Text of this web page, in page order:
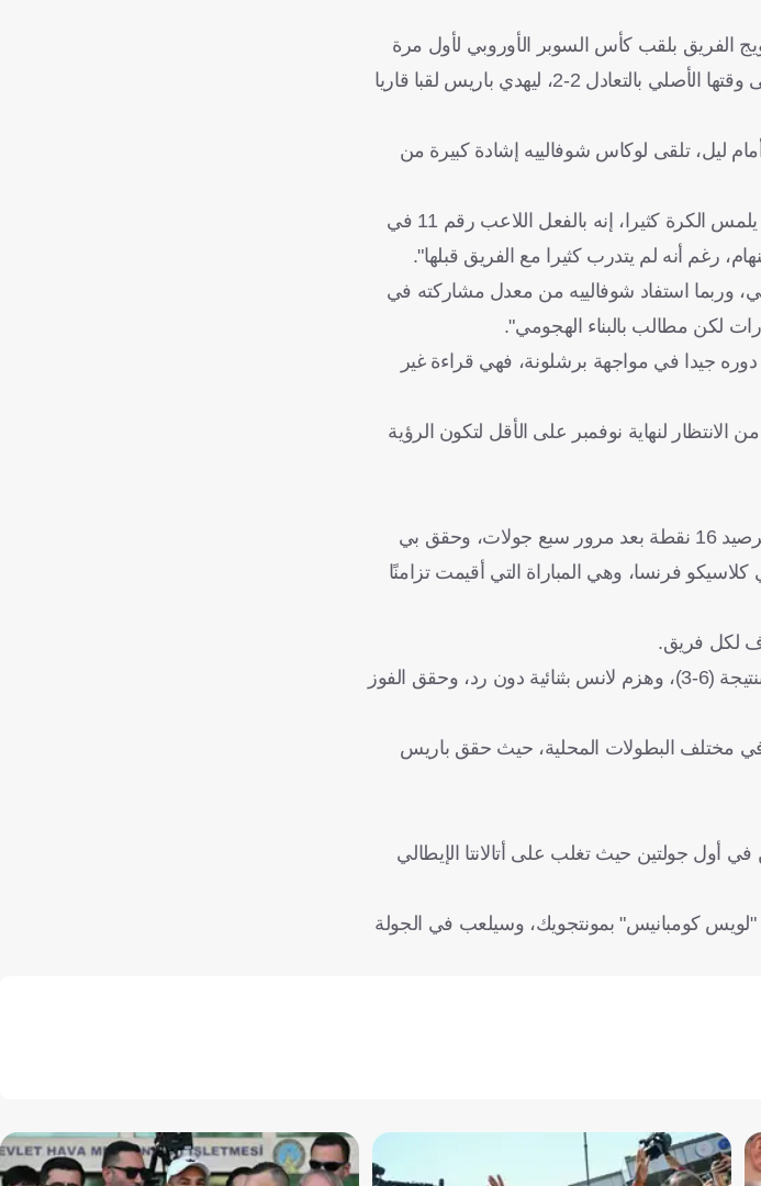
في تتويج الفريق بلقب كأس السوبر الأوروبي لأول مرة
في تاريخه، وذلك بعد تألقه في ركلات الترجيح خلال مواجهة توتنهام هوتسبير الإنجليزي التي انتهى وقتها الأصلي بالتعادل 2-2، ليهدي باريس لقبا قاريا
ليل، تلقى لوكاس شوفالييه إشادة كبيرة من
قال تيري بارنيرات محلل الأداء الخاص بكورتوا عبر شبكة راديو مونت كارلو الفرنسية "شوفالييه يلمس الكرة كثيرا، إنه بالفعل اللاعب رقم 11 في
رغم أنه لم يتدرب كثيرا مع الفريق قبلها".
وربما استفاد شوفالييه من معدل مشاركته في
لكن مطالب بالبناء الهجومي".
جيدا في مواجهة برشلونة، فهي قراءة غير
الانتظار لنهاية نوفمبر على الأقل لتكون الرؤية
يعتلي سان جيرمان، حامل لقب الدوري الفرنسي في المواسم الأربعة الأخيرة، صدارة الترتيب برصيد 16 نقطة بعد مرور سبع جولات، وحقق بي
فرنسا، وهي المباراة التي أقيمت تزامنًا
لكل فريق.
وفاز باريس سان جيرمان على نانت وأنجيه بنتيجة واحدة (1-0) في أول جولتين، ثم تجاوز تولوز بنتيجة (6-3)، وهزم لانس بثنائية دون رد، وحقق الفوز
بين الفريقين، في مختلف البطولات المحلية، حيث حقق باريس
أول جولتين حيث تغلب على أتالانتا الإيطالي
من إسبانيا بالفوز 2-1 على برشلونة في ملعب "لويس كومبانيس" بمونتجويك، وسيلعب في الجولة